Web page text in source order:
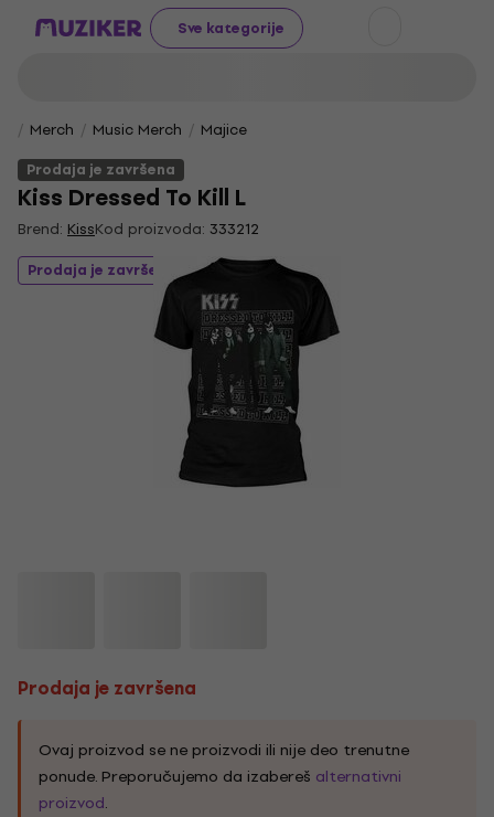
Sve kategorije
Merch Music Merch
Majice
Prodaja je završena
Kiss Dressed To Kill L
Brend: KissKod proizvoda: 333212
Prodaja je završena
Prodaja je završena
Ovaj proizvod se ne proizvodi ili nije deo trenutne
ponude. Preporučujemo da izabereš alternativni
proizvod.